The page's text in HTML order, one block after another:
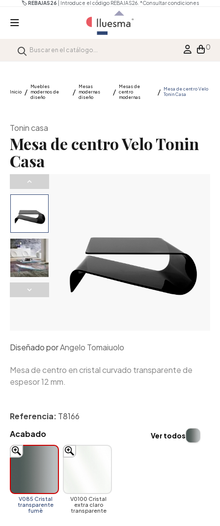
🏷️ REBAJAS26 | Introduce el código REBAJAS26. *Consultar condiciones
0
Inicio
Muebles
modernos de
diseño
Mesas
modernas
diseño
Mesas de
centro
modernas
Mesa de centro Velo
Tonin Casa
Tonin casa
Mesa de centro Velo Tonin
Casa
Diseñado porAngelo Tomaiuolo
Mesa de centro en cristal curvado transparente de
espesor 12 mm.
Referencia: T8166
Acabado
V085 Cristal
transparente
fumè
V0100 Cristal
extra claro
transparente
Ver todos